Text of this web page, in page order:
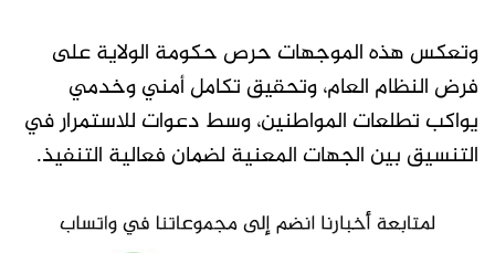
وتعكس هذه الموجهات حرص حكومة الولاية على
فرض النظام العام، وتحقيق تكامل أمني وخدمي
يواكب تطلعات المواطنين، وسط دعوات للاستمرار في
التنسيق بين الجهات المعنية لضمان فعالية التنفيذ.